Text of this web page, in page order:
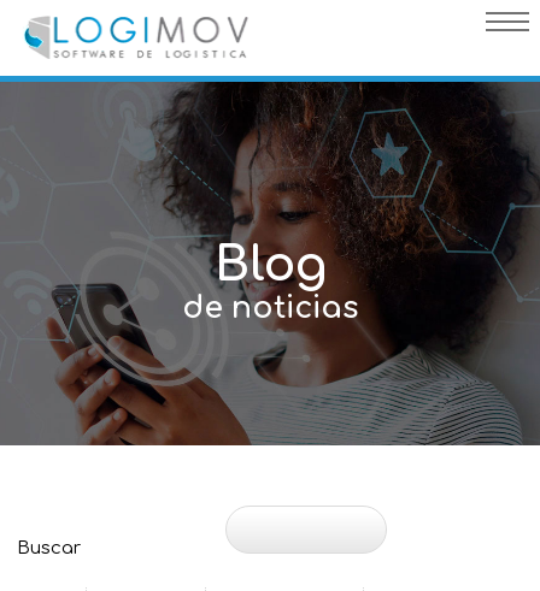
query failed, Table 'nwproject5_logimov.preload_images' doesn't
exist::SQL Query: /*qc=on*/ select * from preload_images where
pagina=15
Blog
de noticias